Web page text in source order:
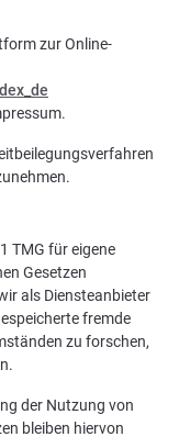
zur Online-
TMG für eigene
Gesetzen
als Diensteanbieter
fremde
zu forschen,
der Nutzung von
bleiben hiervon